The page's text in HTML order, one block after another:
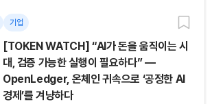
기업
[TOKEN WATCH] “AI가 돈을 움직이는 시
대, 검증 가능한 실행이 필요하다” —
OpenLedger, 온체인 귀속으로 ‘공정한 AI
경제’를 겨냥하다